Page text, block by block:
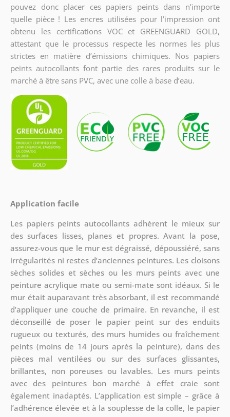
pouvez donc placer ces papiers peints dans n’importe
quelle pièce ! Les encres utilisées pour l’impression ont
obtenu les certifications VOC et GREENGUARD GOLD,
attestant que le processus respecte les normes les plus
strictes en matière d’émissions chimiques. Nos papiers
peints autocollants font partie des rares produits sur le
marché à être sans PVC, avec une colle à base d’eau.
Application facile
Les papiers peints autocollants adhèrent le mieux sur
des surfaces lisses, planes et propres. Avant la pose,
assurez-vous que le mur est dégraissé, dépoussiéré, sans
irrégularités ni restes d’anciennes peintures. Les cloisons
sèches solides et sèches ou les murs peints avec une
peinture acrylique mate ou semi-mate sont idéaux. Si le
mur était auparavant très absorbant, il est recommandé
d’appliquer une couche de primaire. En revanche, il est
déconseillé de poser le papier peint sur des enduits
rugueux ou texturés, des murs humides ou fraîchement
peints (moins de 14 jours après la peinture), dans des
pièces mal ventilées ou sur des surfaces glissantes,
brillantes, non poreuses ou lavables. Les murs peints
avec des peintures bon marché à effet craie sont
également inadaptés. L’application est simple – grâce à
l’adhérence élevée et à la souplesse de la colle, le papier